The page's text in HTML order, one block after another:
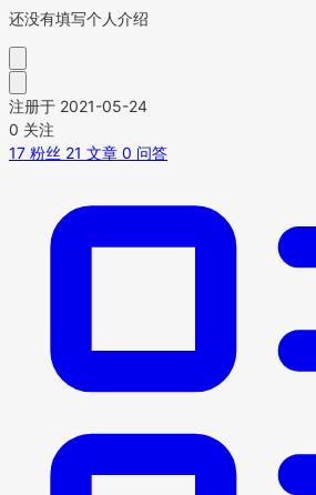
还没有填写个人介绍
注册于 2021-05-24
0 关注
17 粉丝 21 文章 0 问答